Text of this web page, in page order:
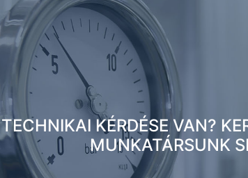
TECHNIKAI KÉRDÉSE VAN?
MUNKATÁRSUNK